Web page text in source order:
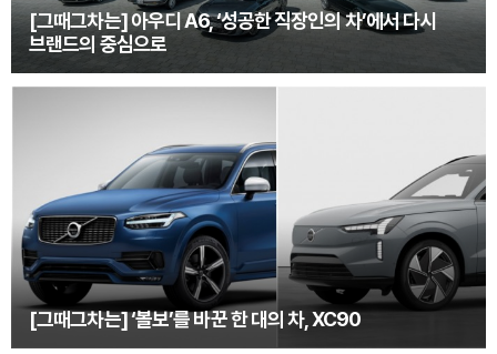
[그때그차는] 아우디 A6, ‘성공한 직장인의 차’에서 다시
브랜드의 중심으로
[그때그차는] ‘볼보’를 바꾼 한 대의 차, XC90